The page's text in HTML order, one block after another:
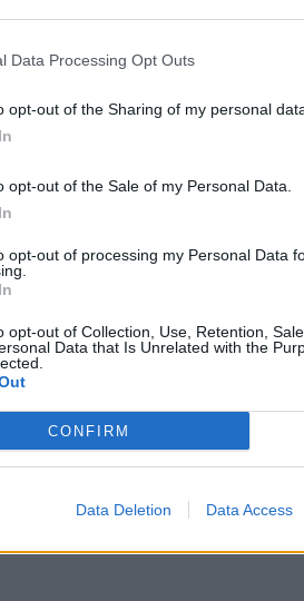
Data Processing Opt Outs
opt-out of the Sharing of my personal
opt-out of the Sale of my Personal Data.
opt-out of processing my Personal Data
opt-out of Collection, Use, Retention,
Data that Is Unrelated with the
CONFIRM
Data Deletion Data Access
6ημερες εργασία
Ό, τι προβλέπεται βάση της
Παρακαλούνται οι
φωτογραφία